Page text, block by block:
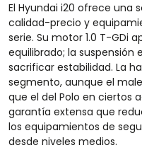
El Hyundai i20 ofrece una
calidad-precio y
serie. Su motor 1.0 T-GDi
equilibrado; la
sacrificar estabilidad. La
segmento, aunque el
que el del Polo en ciertos
garantía extensa que
los equipamientos de
desde niveles medios.